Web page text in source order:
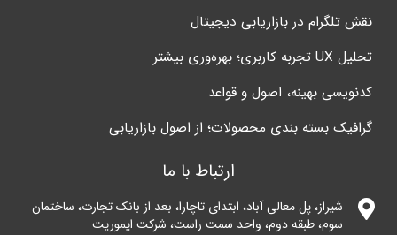
نقش تلگرام در بازاریابی دیجیتال
تحلیل UX تجربه کاربری؛ بهره‌وری بیشتر
کدنویسی بهینه، اصول و قواعد
گرافیک بسته بندی محصولات؛ از اصول بازاریابی
ارتباط با ما
شیراز، پل معالی آباد، ابتدای تاچارا، بعد از بانک تجارت، ساختمان
سوم، طبقه دوم، واحد سمت راست، شرکت ایموریت